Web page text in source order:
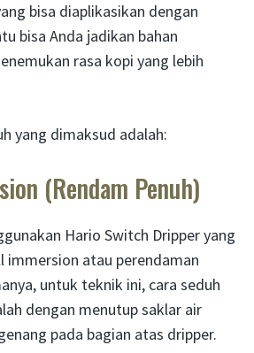
bisa diaplikasikan dengan
bisa Anda jadikan bahan
rasa kopi yang lebih
yang dimaksud adalah:
(Rendam Penuh)
Hario Switch Dripper yang
immersion atau perendaman
untuk teknik ini, cara seduh
dengan menutup saklar air
pada bagian atas dripper.